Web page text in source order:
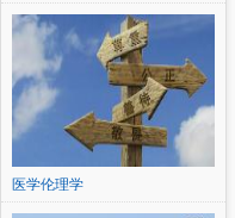
医学伦理学